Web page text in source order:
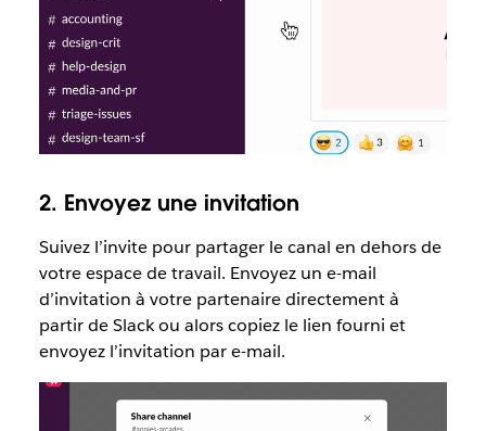
2. Envoyez une invitation
Suivez l’invite pour partager le canal en dehors de
votre espace de travail. Envoyez un e-mail
d’invitation à votre partenaire directement à
partir de Slack ou alors copiez le lien fourni et
envoyez l’invitation par e-mail.